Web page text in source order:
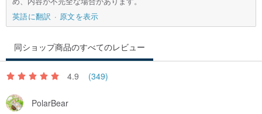
英語に翻訳
原文を表示
同ショップ商品のすべてのレビュー
4.9 (349)
PolarBear